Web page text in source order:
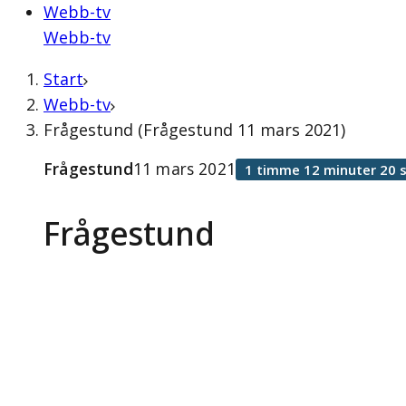
Webb-tv
Webb-tv
Start
Webb-tv
Frågestund (Frågestund 11 mars 2021)
Frågestund
Frågestund11 mars 2021 1 timme 12 minuter 20